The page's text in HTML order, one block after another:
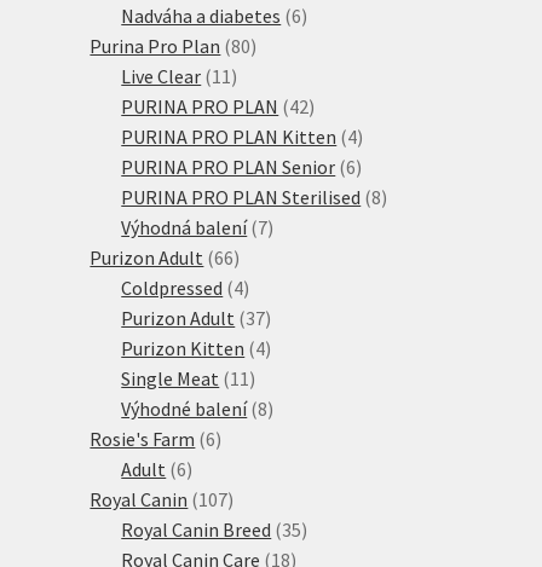
produktů
Nadváha a diabetes 66
Purina Pro Plan 8080
Live Clear 11 11
produktů
PURINA PRO PLAN 4242
produktů
PURINA PRO PLAN Kitten 44
produkty
PURINA PRO PLAN Senior 66
produktů
PURINA PRO PLAN Sterilised 88
Výhodná balení 77
Purizon Adult 6666
produktů
Coldpressed 44
produkty
Purizon Adult 3737
produktů
Purizon Kitten 44
Single Meat 11 11
produktů
Výhodné balení 88
Rosie's Farm 66
Adult 66
produktů
Royal Canin 107107
produktů
Royal Canin Breed 3535
Royal Canin Care 1818